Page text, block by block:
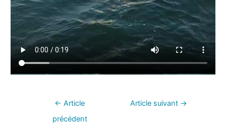
← Article
précédent
Article suivant →